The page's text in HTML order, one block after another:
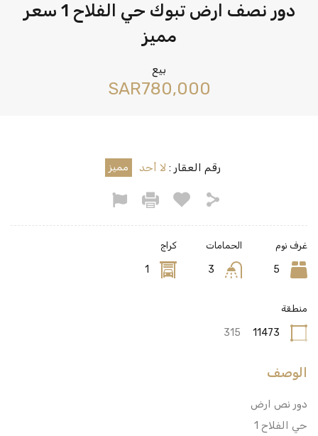
دور نصف ارض تبوك حي الفلاح 1 سعر
مميز
بيع
‪SAR780,000
رقم العقار : لا أحد مميز
غرف نوم
5
الحمامات
3
كراج
1
منطقة
11473
315
الوصف
دور نص ارض
حي الفلاح 1